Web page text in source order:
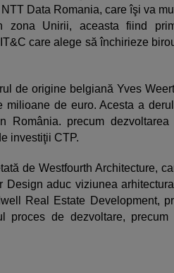
Data Romania, care îşi va
Unirii, aceasta fiind
care alege să închirieze
de origine belgiană Yves
de euro. Acesta a
România. precum dezvoltarea
investiţii CTP.
de Westfourth Architecture,
Design aduc viziunea
Real Estate Development,
proces de dezvoltare, precum